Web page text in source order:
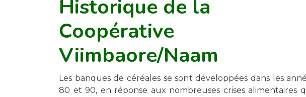
Historique de la
Coopérative
Viimbaore/Naam
Les banques de céréales se sont développées dans les
80 et 90, en réponse aux nombreuses crises alimentaires